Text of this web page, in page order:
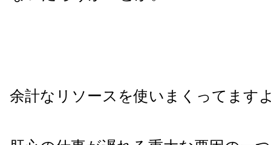
余計なリソースを使いまくってます